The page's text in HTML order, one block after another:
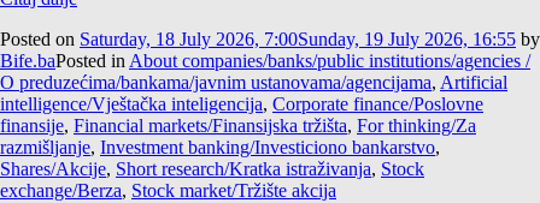
Posted on Saturday, 18 July 2026, 7:00Sunday, 19 July 2026, 16:55 by
Bife.baPosted in About companies/banks/public institutions/agencies /
O preduzećima/bankama/javnim ustanovama/agencijama, Artificial
intelligence/Vještačka inteligencija, Corporate finance/Poslovne
finansije, Financial markets/Finansijska tržišta, For thinking/Za
razmišljanje, Investment banking/Investiciono bankarstvo,
Shares/Akcije, Short research/Kratka istraživanja, Stock
exchange/Berza, Stock market/Tržište akcija